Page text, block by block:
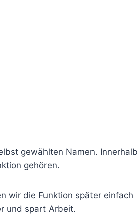
gewählten Namen. Innerhalb
gehören.
wir die Funktion später einfach
und spart Arbeit.